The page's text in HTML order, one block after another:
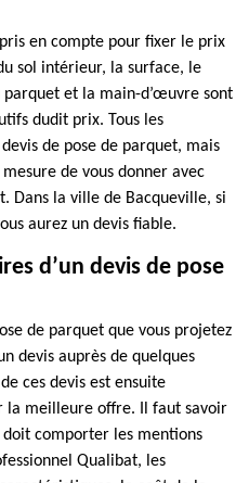
en compte pour fixer le prix
sol intérieur, la surface, le
et la main-d’œuvre sont
dudit prix. Tous les
de pose de parquet, mais
de vous donner avec
Dans la ville de Bacqueville, si
aurez un devis fiable.
d’un devis de pose
de parquet que vous projetez
devis auprès de quelques
ces devis est ensuite
la meilleure offre. Il faut savoir
doit comporter les mentions
Qualibat, les